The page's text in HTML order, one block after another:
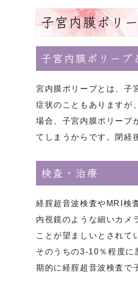
子宮内膜ポリ
子宮内膜ポリープ
宮内膜ポリープとは、子
症状のこともありますが
場合、子宮内膜ポリープ
てしまうからです。閉経
検査・治療
経腟超音波検査やMRI検
内視鏡のような細いカメ
ことが望ましいとされて
そのうちの3-10％程度に
期的に経腟超音波検査で